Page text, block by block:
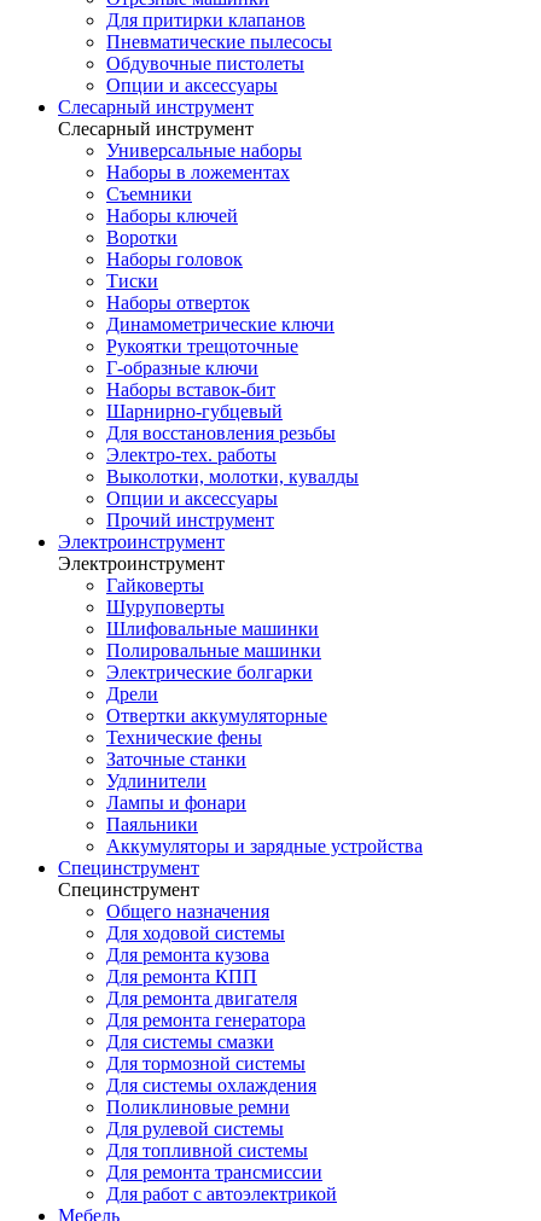
Для притирки клапанов
Пневматические пылесосы
Обдувочные пистолеты
Опции и аксессуары
Слесарный инструмент
Слесарный инструмент
Универсальные наборы
Наборы в ложементах
Съемники
Наборы ключей
Воротки
Наборы головок
Тиски
Наборы отверток
Динамометрические ключи
Рукоятки трещоточные
Г-образные ключи
Наборы вставок-бит
Шарнирно-губцевый
Для восстановления резьбы
Электро-тех. работы
Выколотки, молотки, кувалды
Опции и аксессуары
Прочий инструмент
Электроинструмент
Электроинструмент
Гайковерты
Шуруповерты
Шлифовальные машинки
Полировальные машинки
Электрические болгарки
Дрели
Отвертки аккумуляторные
Технические фены
Заточные станки
Удлинители
Лампы и фонари
Паяльники
Аккумуляторы и зарядные устройства
Специнструмент
Специнструмент
Общего назначения
Для ходовой системы
Для ремонта кузова
Для ремонта КПП
Для ремонта двигателя
Для ремонта генератора
Для системы смазки
Для тормозной системы
Для системы охлаждения
Поликлиновые ремни
Для рулевой системы
Для топливной системы
Для ремонта трансмиссии
Для работ с автоэлектрикой
Мебель